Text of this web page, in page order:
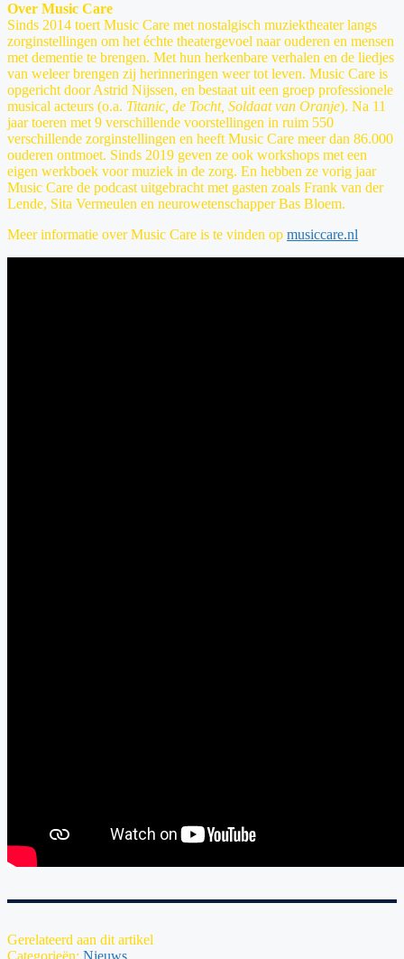
Over Music Care
Sinds 2014 toert Music Care met nostalgisch muziektheater langs
zorginstellingen om het échte theatergevoel naar ouderen en mensen
met dementie te brengen. Met hun herkenbare verhalen en de liedjes
van weleer brengen zij herinneringen weer tot leven. Music Care is
opgericht door Astrid Nijssen, en bestaat uit een groep professionele
musical acteurs (o.a. Titanic, de Tocht, Soldaat van Oranje). Na 11
jaar toeren met 9 verschillende voorstellingen in ruim 550
verschillende zorginstellingen en heeft Music Care meer dan 86.000
ouderen ontmoet. Sinds 2019 geven ze ook workshops met een
eigen werkboek voor muziek in de zorg. En hebben ze vorig jaar
Music Care de podcast uitgebracht met gasten zoals Frank van der
Lende, Sita Vermeulen en neurowetenschapper Bas Bloem.
Meer informatie over Music Care is te vinden op musiccare.nl
Gerelateerd aan dit artikel